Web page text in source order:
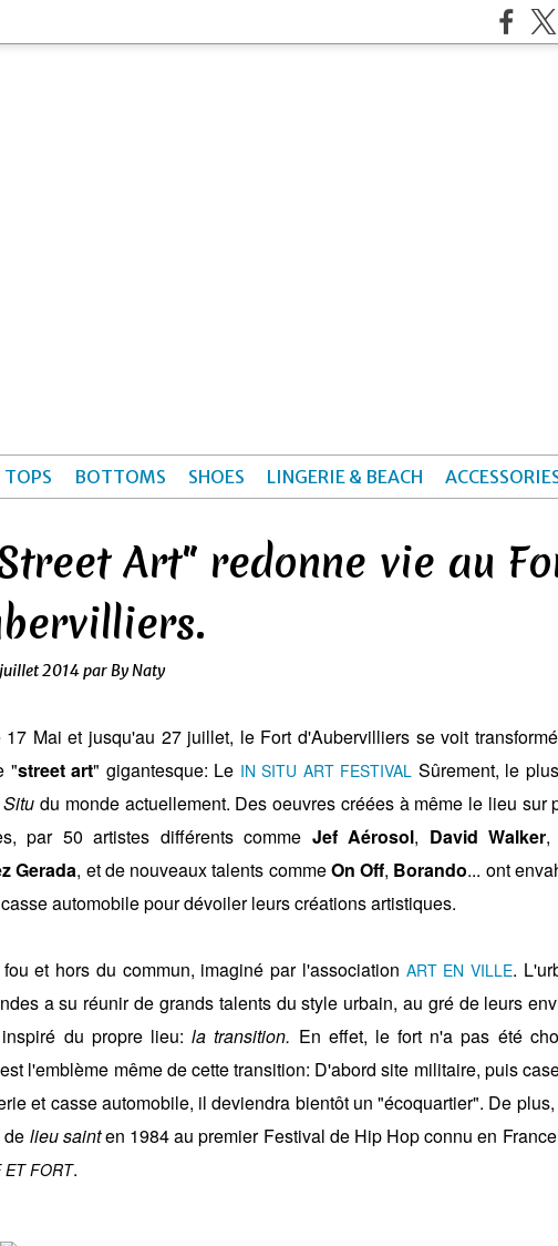
TOPS BOTTOMS SHOES LINGERIE & BEACH
Art" redonne vie au
2014par By Naty
17 Mai et jusqu'au 27 juillet, le Fort d'Aubervilliers se voit
"street art" gigantesque: Le IN SITU ART FESTIVAL Sûrement, le
du monde actuellement. Des oeuvres créées à même le lieu sur
par 50 artistes différents comme Jef Aérosol, David Walker
Gerada, et de nouveaux talents commeOn Off, Borando... ont
automobile pour dévoiler leurs créations artistiques.
et hors du commun, imaginé par l'association ART EN VILLE.
a su réunir de grands talents du style urbain, au gré de leurs
du propre lieu:la transition. En effet, le fort n'a pas été
l'emblème même de cette transition: D'abord site militaire, puis
et casse automobile, il deviendra bientôt un "écoquartier". De
de lieu sainten 1984 au premier Festival de Hip Hop connu en
ET FORT.